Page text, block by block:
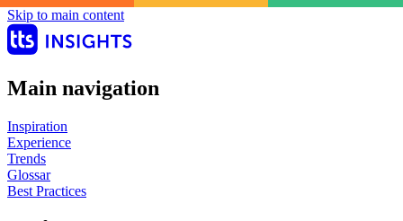
Skip to main content
Main navigation
Inspiration
Experience
Trends
Glossar
Best Practices